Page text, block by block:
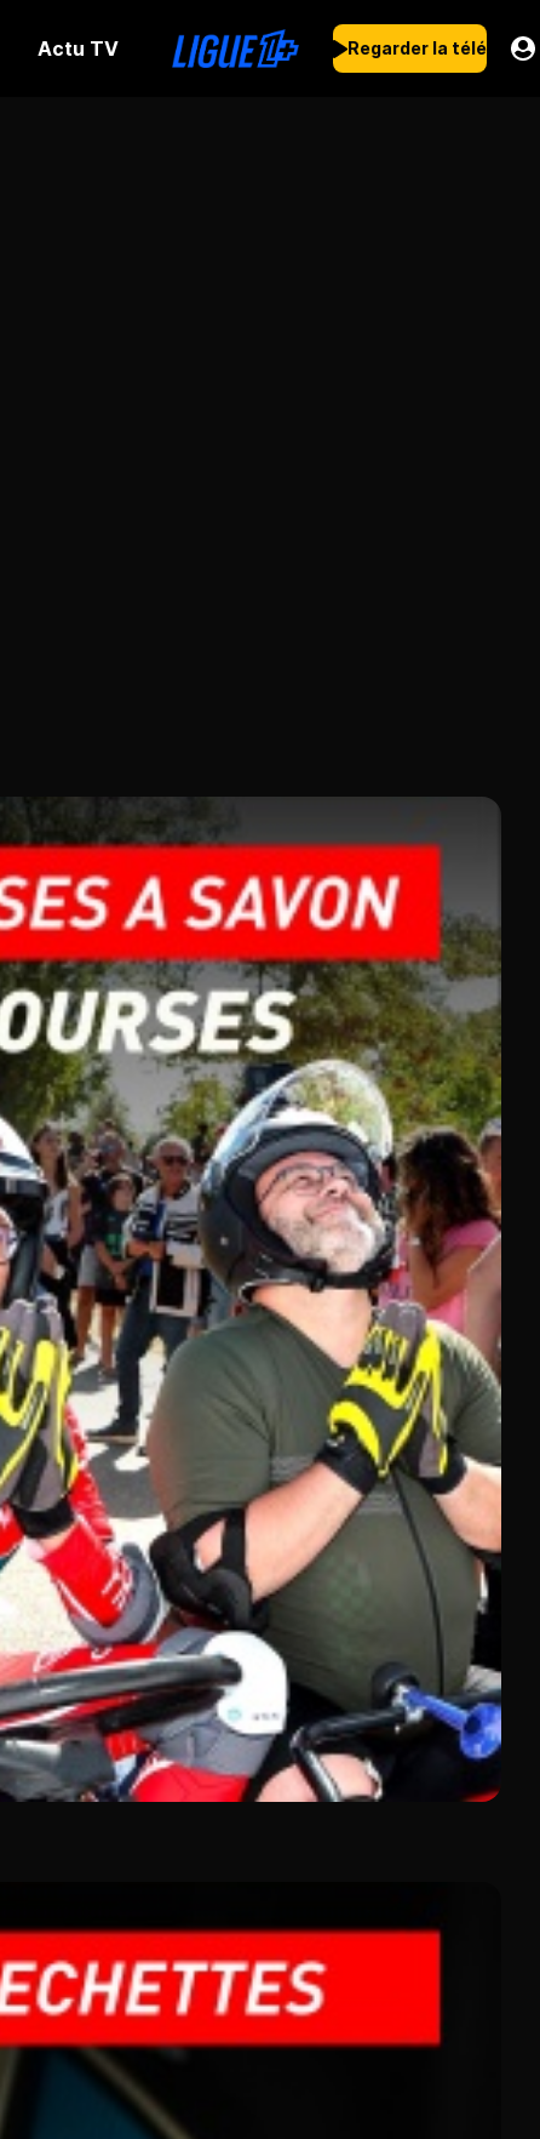
Actu TV Regarder la télé